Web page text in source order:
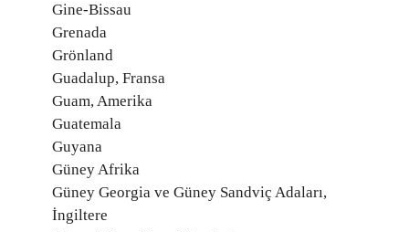
Gine-Bissau
Grenada
Grönland
Guadalup, Fransa
Guam, Amerika
Guatemala
Guyana
Güney Afrika
Güney Georgia ve Güney Sandviç Adaları,
İngiltere